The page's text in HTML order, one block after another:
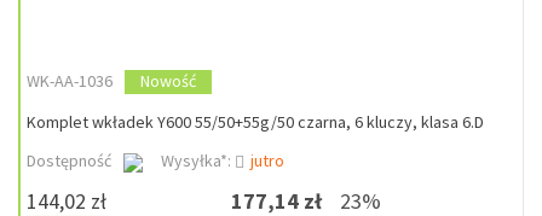
WK-AA-1036
Nowość
Komplet wkładek Y600 55/50+55g/50 czarna, 6 kluczy, klasa 6.D
Dostępność
Wysyłka*: jutro
144,02 zł 177,14 zł 23%